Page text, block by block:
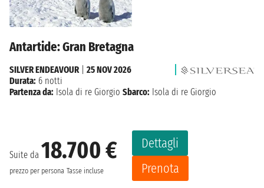
Antartide: Gran Bretagna
Suite da 18.700 €
prezzo per persona Tasse incluse
Dettagli
Prenota
SILVER ENDEAVOUR| 25 NOV 2026
Durata: 6 notti
Partenza da: Isola di re Giorgio Sbarco: Isola di re Giorgio